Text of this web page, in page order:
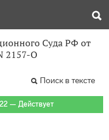
Суда РФ от
2157-О
Поиск в тексте
— Действует